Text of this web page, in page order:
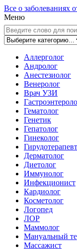
Все о заболеваниях
Меню
Аллерголог
Андролог
Анестезиолог
Венеролог
Врач УЗИ
Гематолог
Генетик
Гепатолог
Гинеколог
Гирудотерапевт
Дерматолог
Диетолог
Иммунолог
Инфекционист
Кардиолог
Косметолог
Логопед
ЛОР
Маммолог
Мануальный
Массажист